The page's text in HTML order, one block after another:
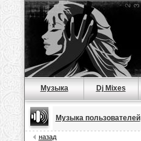
Музыка Dj Mixes
Музыка пользователей
назад